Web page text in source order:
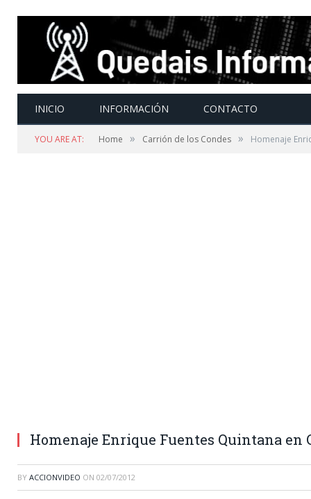
INICIO INFORMACIÓN CONTACTO
YOU ARE AT: Home » Carrión de los Condes » Homenaje
Homenaje Enrique Fuentes Quintana en
BY ACCIONVIDEO ON 02/07/2012